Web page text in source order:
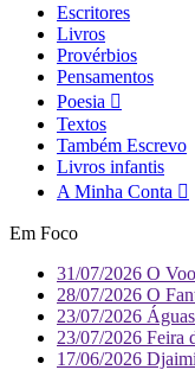
Escritores
Livros
Provérbios
Pensamentos
Poesia
Textos
Também Escrevo
Livros infantis
A Minha Conta
Em Foco
31/07/2026 O
28/07/2026 O
23/07/2026
23/07/2026 Feira
17/06/2026